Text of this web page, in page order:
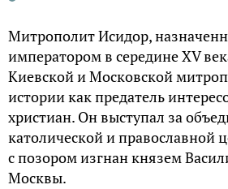
Митрополит Исидор,
императором в середине XV
Киевской и Московской
истории как предатель
христиан. Он выступал за
католической и православной
с позором изгнан князем
Москвы.